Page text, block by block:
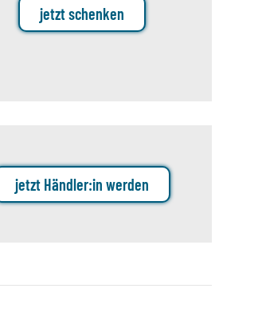
jetzt schenken
jetzt Händler:in werden